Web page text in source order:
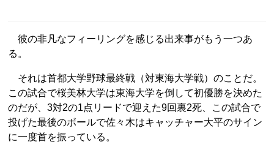
彼の非凡なフィーリングを感じる出来事がもう一つあ
る。
それは首都大学野球最終戦（対東海大学戦）のことだ。
この試合で桜美林大学は東海大学を倒して初優勝を決めた
のだが、3対2の1点リードで迎えた9回裏2死、この試合で
投げた最後のボールで佐々木はキャッチャー大平のサイン
に一度首を振っている。